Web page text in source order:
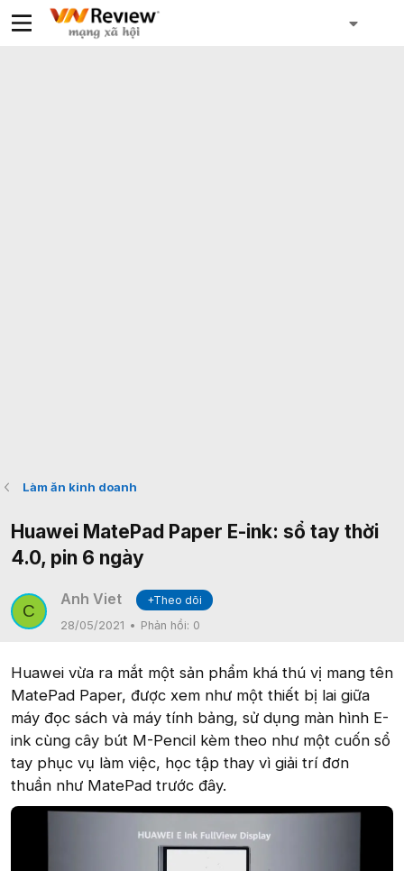
Làm ăn kinh doanh
Huawei MatePad Paper E-ink: sổ tay thời
4.0, pin 6 ngày
C
Anh Viet
+Theo dõi
28/05/2021
Phản hồi: 0
Huawei vừa ra mắt một sản phẩm khá thú vị mang tên
MatePad Paper, được xem như một thiết bị lai giữa
máy đọc sách và máy tính bảng, sử dụng màn hình E-
ink cùng cây bút M-Pencil kèm theo như một cuốn sổ
tay phục vụ làm việc, học tập thay vì giải trí đơn
thuần như MatePad trước đây.